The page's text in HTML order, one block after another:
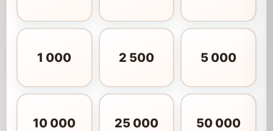
1 000 2 500 5 000
10 000 25 000 50 000